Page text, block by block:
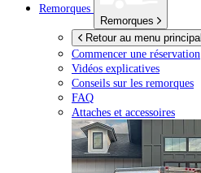
Remorques
Remorques
Retour au menu principal
Commencer une réservation
Vidéos explicatives
Conseils sur les remorques
FAQ
Attaches et accessoires